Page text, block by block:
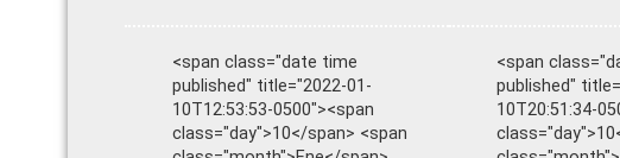
<span class="date time
published" title="2022-01-
10T12:53:53-0500"><span
class="day">10</span> <span
<span
published"
10T20:51:34-